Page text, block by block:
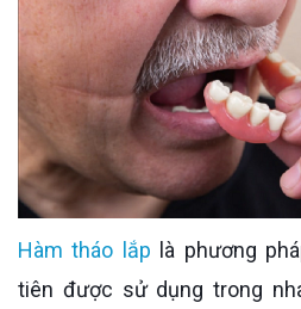
Hàm tháo lắp là phương
tiên được sử dụng trong